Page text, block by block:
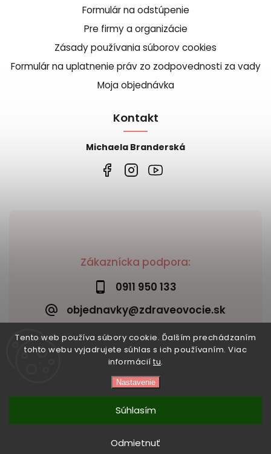
Tento web používa súbory cookie. Ďalším prechádzaním
tohto webu vyjadrujete súhlas s ich používaním. Viac
informácií tu.
Nastavenie
Odmietnuť
Súhlasím
Zákaznícka podpora:
0911 950 133
objednavky@zdraveovocie.sk
Formulár na odstúpenie
Pre firmy a organizácie
Zásady používania súborov cookies
Formulár na uplatnenie práv zo zodpovednosti za vady
Moja objednávka
Kontakt
Michaela Branderská
Zdravé ovocie. Všetky práva vyhradené.
Shoptet | Design